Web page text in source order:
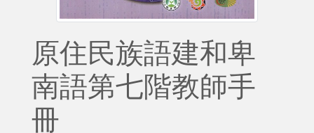
原住民族語建和卑
南語第七階教師手
冊